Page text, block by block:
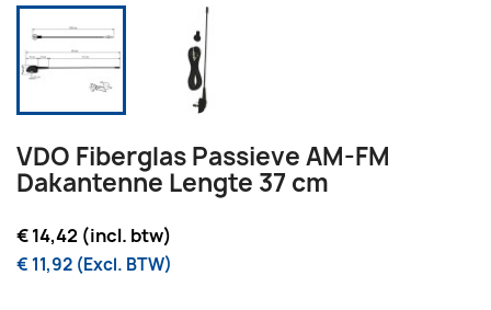
VDO Fiberglas Passieve AM-FM
Dakantenne Lengte 37 cm
€ 14,42 (incl. btw)
€ 11,92 (Excl. BTW)